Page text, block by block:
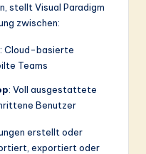
stellt Visual Paradigm
zwischen:
: Cloud-basierte
Teams
: Voll ausgestattete
Benutzer
erstellt oder
exportiert oder